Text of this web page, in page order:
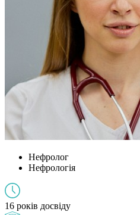
Нефролог
Нефрологія
16 років досвіду